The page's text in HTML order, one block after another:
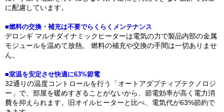
に配慮しています。
■燃料の交換・補充は不要でらくらくメンテナンス
デロンギ マルチダイナミックヒーターは電気の力で製品内部の金属
モジュールを温めて放熱。 燃料の補充や交換の手間は一切ありませ
ん。
■室温を安定させ快適に63%節電
32通りの温度コントロールを行う「オートアダプティブテクノロジ
ー」で、部屋を暖めすぎることがないから、節電効率が高く電力消
費を抑えられます。旧オイルヒーターと比べ、電気代が63%節約で